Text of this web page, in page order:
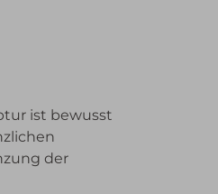
ist bewusst
der